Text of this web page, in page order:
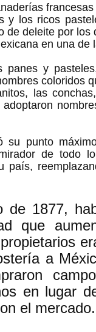
y los ricos
de deleite por
en una de
panes y
coloridos
las
su punto
de todo
país,
de 1877,
que
a
en lugar
el mercado.